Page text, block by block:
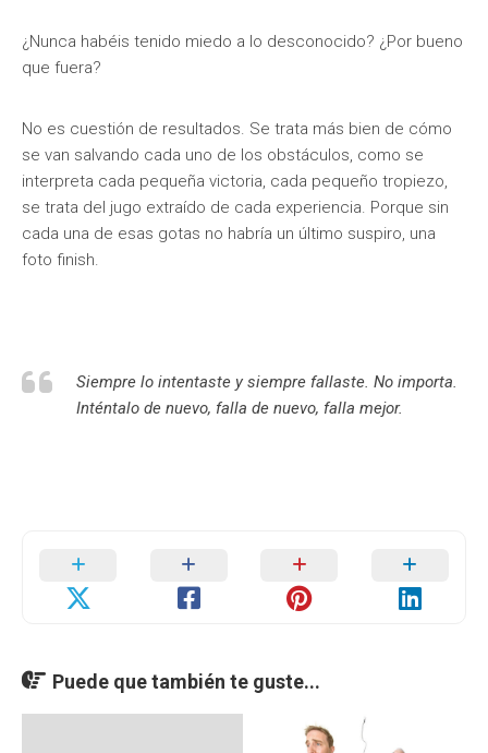
¿Nunca habéis tenido miedo a lo desconocido? ¿Por bueno
que fuera?
No es cuestión de resultados. Se trata más bien de cómo
se van salvando cada uno de los obstáculos, como se
interpreta cada pequeña victoria, cada pequeño tropiezo,
se trata del jugo extraído de cada experiencia. Porque sin
cada una de esas gotas no habría un último suspiro, una
foto finish.
Siempre lo intentaste y siempre fallaste. No importa.
Inténtalo de nuevo, falla de nuevo, falla mejor.
Puede que también te guste...